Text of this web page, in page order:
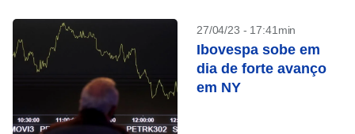
27/04/23 - 17:41min
Ibovespa sobe em
dia de forte avanço
em NY